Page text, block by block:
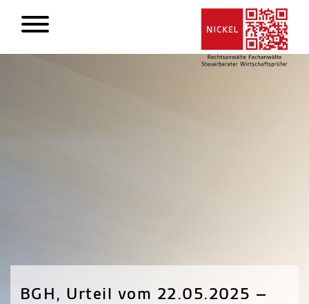
BGH, Urteil vom 22.05.2025 –